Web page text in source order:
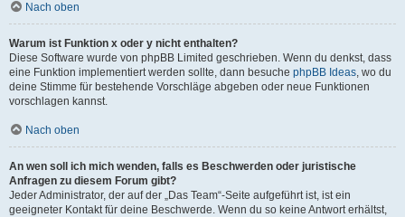
Nach oben
Warum ist Funktion x oder y nicht enthalten?
Diese Software wurde von phpBB Limited geschrieben. Wenn du denkst, dass
eine Funktion implementiert werden sollte, dann besuche phpBB Ideas, wo du
deine Stimme für bestehende Vorschläge abgeben oder neue Funktionen
vorschlagen kannst.
Nach oben
An wen soll ich mich wenden, falls es Beschwerden oder juristische
Anfragen zu diesem Forum gibt?
Jeder Administrator, der auf der „Das Team“-Seite aufgeführt ist, ist ein
geeigneter Kontakt für deine Beschwerde. Wenn du so keine Antwort erhältst,